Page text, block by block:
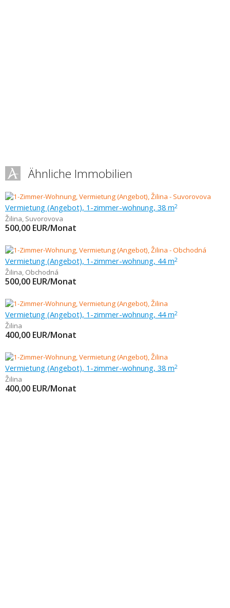
Ähnliche Immobilien
Vermietung (Angebot), 1-zimmer-wohnung, 38 m2
Žilina, Suvorovova
500,00 EUR/Monat
Vermietung (Angebot), 1-zimmer-wohnung, 44 m2
Žilina, Obchodná
500,00 EUR/Monat
Vermietung (Angebot), 1-zimmer-wohnung, 44 m2
Žilina
400,00 EUR/Monat
Vermietung (Angebot), 1-zimmer-wohnung, 38 m2
Žilina
400,00 EUR/Monat